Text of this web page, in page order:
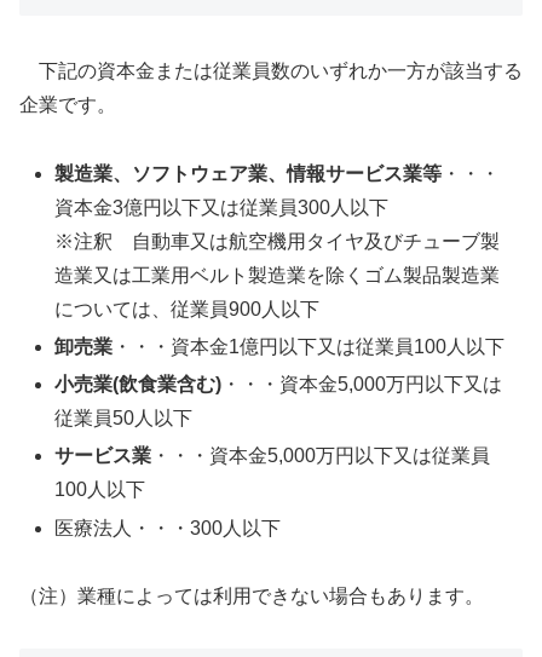
下記の資本金または従業員数のいずれか一方が該当する
企業です。
製造業、ソフトウェア業、情報サービス業等 ・・・
資本金3億円以下又は従業員300人以下
※注釈 自動車又は航空機用タイヤ及びチューブ製
造業又は工業用ベルト製造業を除くゴム製品製造業
については、従業員900人以下
卸売業 ・・・資本金1億円以下又は従業員100人以下
小売業(飲食業含む) ・・・資本金5,000万円以下又は
従業員50人以下
サービス業 ・・・資本金5,000万円以下又は従業員
100人以下
医療法人・・・300人以下
（注）業種によっては利用できない場合もあります。